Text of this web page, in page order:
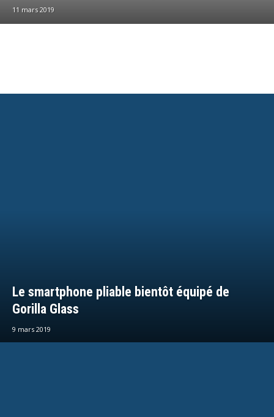
11 mars 2019
Le smartphone pliable bientôt équipé de
Gorilla Glass
9 mars 2019